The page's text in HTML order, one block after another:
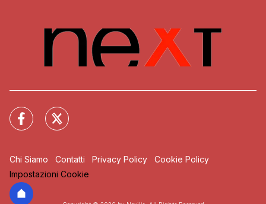
Chi Siamo Contatti Privacy Policy
Cookie Policy
Impostazioni Cookie